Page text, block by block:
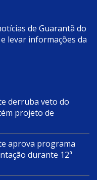
de Guarantã do
levar informações da
derruba veto do
projeto de
aprova programa
durante 12ª